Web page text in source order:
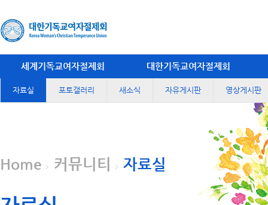
세계기독교여자절제회 대한기독교여자절제회
자료실 포토갤러리 새소식 자유게시판 영상게시판
Home 커뮤니티 자료실